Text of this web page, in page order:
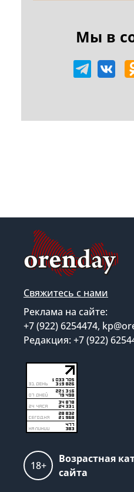
Мы в
Свяжитесь с нами
Реклама на сайте:
+7 (922) 6254474,
Редакция: +7 (922)
18+
Возрастная
сайта